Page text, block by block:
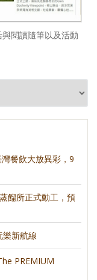
閱讀隨筆以及活動
餐飲大放異彩，9
餾所正式動工，預
新航線
PREMIUM